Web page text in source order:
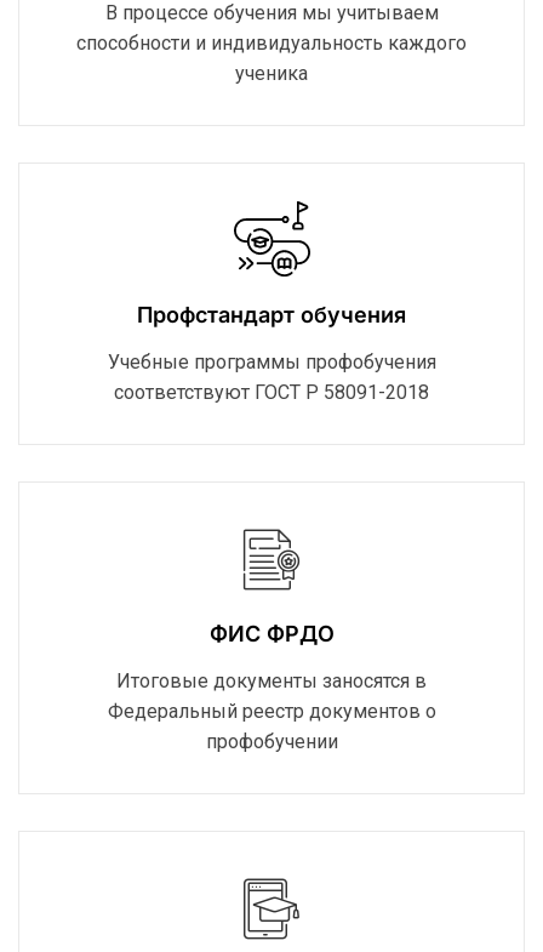
В процессе обучения мы учитываем
способности и индивидуальность каждого
ученика
Профстандарт обучения
Учебные программы профобучения
соответствуют ГОСТ Р 58091-2018
ФИС ФРДО
Итоговые документы заносятся в
Федеральный реестр документов о
профобучении